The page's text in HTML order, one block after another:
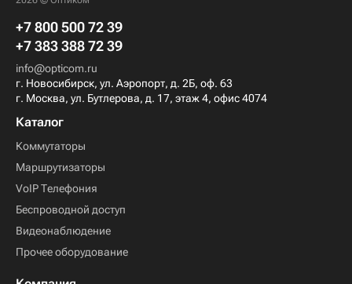
+7 800 500 72 39
+7 383 388 72 39
info@opticom.ru
г. Новосибирск, ул. Аэропорт, д. 2Б, оф. 63
г. Москва, ул. Бутлерова, д. 17, этаж 4, офис 4074
Каталог
Коммутаторы
Маршрутизаторы
VoIP Телефония
Беспроводной доступ
Видеонаблюдение
Прочее оборудование